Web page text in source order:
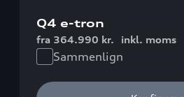
Q4 e-tron
fra 364.990 kr. inkl. moms
Sammenlign